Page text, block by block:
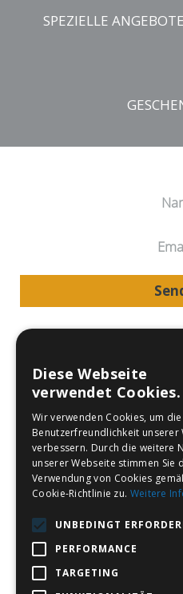
SPEZIELLE
UNSERER
personenbezogener
Der vollständige Wortlaut
Verarbeitung Ihrer
"Datenschutzrichtlinie"
Werden Sie unser Fan
die speziellen
Diese Webseite
verwendet Cookies.
Wir verwenden Cookies, um die
Benutzerfreundlichkeit unserer
verbessern. Durch die weitere
unserer Webseite stimmen Sie
Verwendung von Cookies
Cookie-Richtlinie zu. Weitere
UNBEDINGT
PERFORMANCE
TARGETING